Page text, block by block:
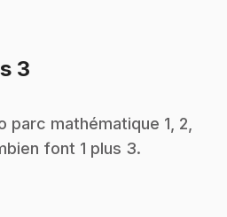
3
parc mathématique 1, 2,
font 1 plus 3.